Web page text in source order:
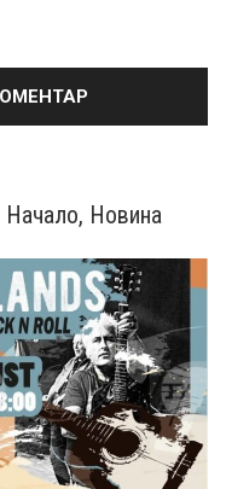
Начало, Новина